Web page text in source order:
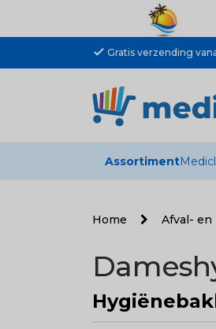
check Gratis verzending
Assortiment
Home Afval-